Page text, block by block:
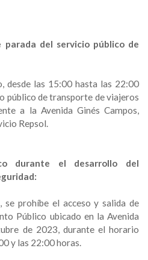
parada del servicio público de
desde las 15:00 hasta las 22:00
público de transporte de viajeros
a la Avenida Ginés Campos,
Repsol.
durante el desarrollo del
se prohíbe el acceso y salida de
Público ubicado en la Avenida
de 2023, durante el horario
y las 22:00 horas.